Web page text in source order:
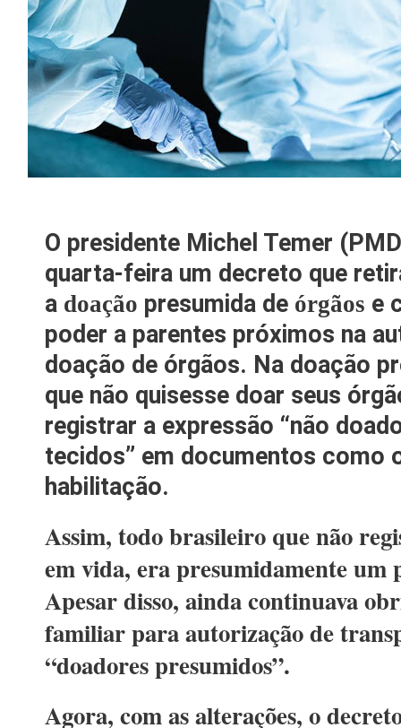
O presidente Michel Temer
quarta-feira um decreto que
a doação presumida de órgãos e
poder a parentes próximos na
doação de órgãos. Na doação
que não quisesse doar seus
registrar a expressão “não
tecidos” em documentos como
habilitação.
Assim, todo brasileiro que não
em vida, era presumidamente um
Apesar disso, ainda continuava
familiar para autorização de
“doadores presumidos”.
Agora, com as alterações, o